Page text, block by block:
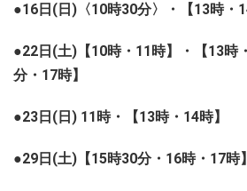
●16日(日)〈10時30分〉・【13時・
●22日(土)【10時・11時】・【13時
分・17時】
●23日(日) 11時・【13時・14時】
●29日(土)【15時30分・16時・17時】